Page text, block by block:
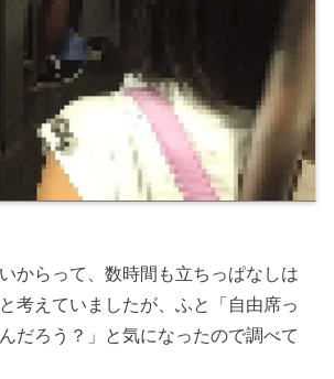
からって、数時間も立ちっぱなしは
考えていましたが、ふと「自由席っ
だろう？」と気になったので調べて